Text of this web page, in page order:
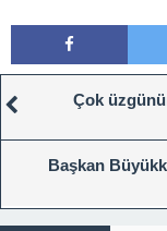
Çok
Başkan